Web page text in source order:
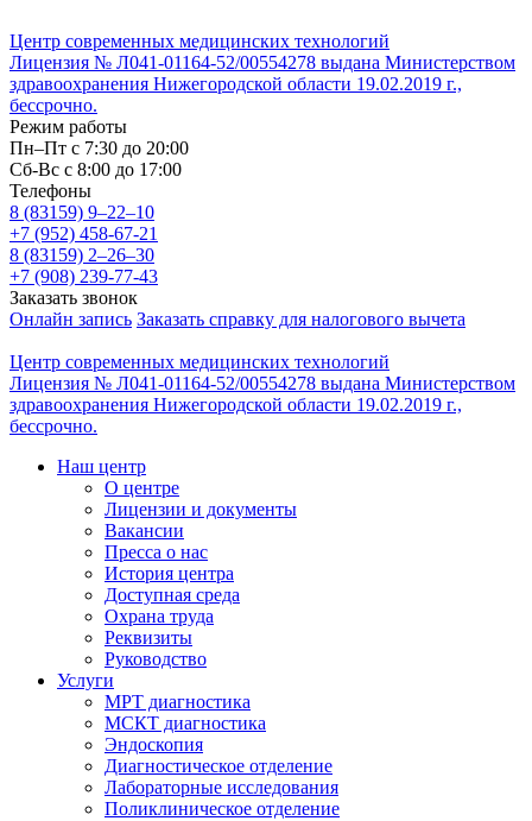
Центр современных медицинских технологий
Лицензия № Л041-01164-52/00554278 выдана Министерством
здравоохранения Нижегородской области 19.02.2019 г.,
бессрочно.
Режим работы
Пн–Пт с 7:30 до 20:00
Cб-Вс с 8:00 до 17:00
Телефоны
8 (83159) 9–22–10
+7 (952) 458-67-21
8 (83159) 2–26–30
+7 (908) 239-77-43
Заказать звонок
Онлайн запись Заказать справку для налогового вычета
Центр современных медицинских технологий
Лицензия № Л041-01164-52/00554278 выдана Министерством
здравоохранения Нижегородской области 19.02.2019 г.,
бессрочно.
Наш центр
О центре
Лицензии и документы
Вакансии
Пресса о нас
История центра
Доступная среда
Охрана труда
Реквизиты
Руководство
Услуги
МРТ диагностика
МСКТ диагностика
Эндоскопия
Диагностическое отделение
Лабораторные исследования
Поликлиническое отделение